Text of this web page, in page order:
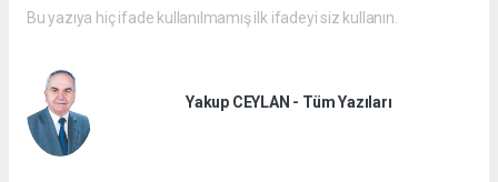
Bu yazıya hiç ifade kullanılmamış ilk ifadeyi siz kullanın.
Yakup CEYLAN - Tüm Yazıları